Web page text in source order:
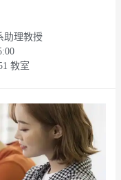
助理教授
教室